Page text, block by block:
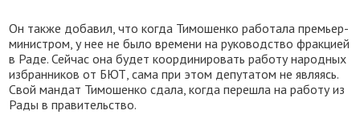
Он также добавил, что когда Тимошенко работала премьер-
министром, у нее не было времени на руководство фракцией
в Раде. Сейчас она будет координировать работу народных
избранников от БЮТ, сама при этом депутатом не являясь.
Свой мандат Тимошенко сдала, когда перешла на работу из
Рады в правительство.